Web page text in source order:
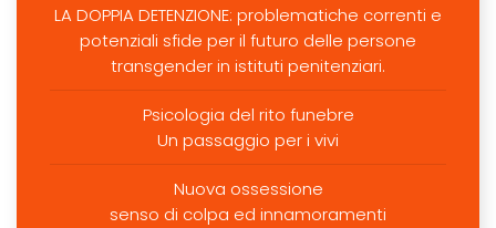
LA DOPPIA DETENZIONE: problematiche correnti e
potenziali sfide per il futuro delle persone
transgender in istituti penitenziari.
Psicologia del rito funebre
Un passaggio per i vivi
Nuova ossessione
senso di colpa ed innamoramenti